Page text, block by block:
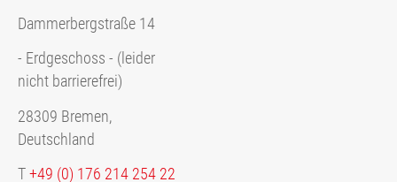
Dammerbergstraße 14
- Erdgeschoss - (leider
nicht barrierefrei)
28309 Bremen,
Deutschland
T +49 (0) 176 214 254 22